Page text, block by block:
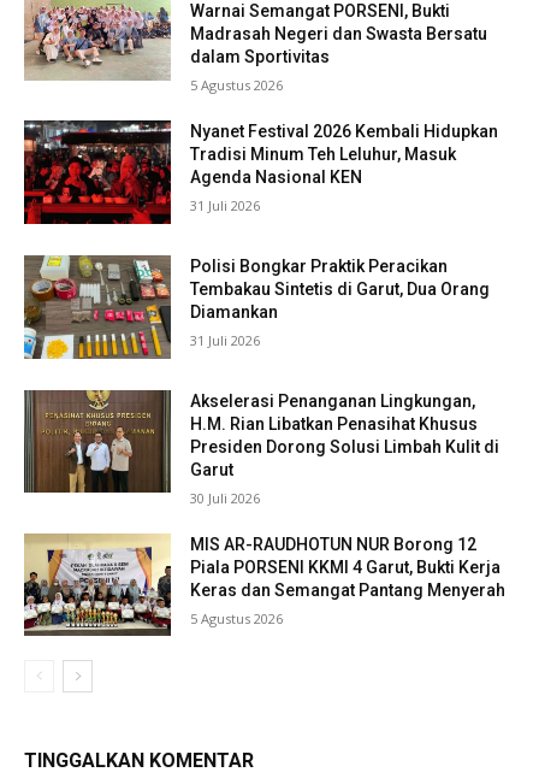
Warnai Semangat PORSENI, Bukti
Madrasah Negeri dan Swasta Bersatu
dalam Sportivitas
5 Agustus 2026
Nyanet Festival 2026 Kembali Hidupkan
Tradisi Minum Teh Leluhur, Masuk
Agenda Nasional KEN
31 Juli 2026
Polisi Bongkar Praktik Peracikan
Tembakau Sintetis di Garut, Dua Orang
Diamankan
31 Juli 2026
Akselerasi Penanganan Lingkungan,
H.M. Rian Libatkan Penasihat Khusus
Presiden Dorong Solusi Limbah Kulit di
Garut
30 Juli 2026
MIS AR-RAUDHOTUN NUR Borong 12
Piala PORSENI KKMI 4 Garut, Bukti Kerja
Keras dan Semangat Pantang Menyerah
5 Agustus 2026
TINGGALKAN KOMENTAR